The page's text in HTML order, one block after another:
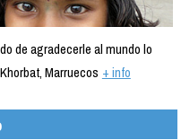
de agradecerle al mundo lo
Marruecos + info